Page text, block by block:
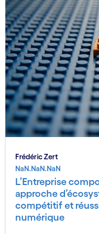
Frédéric Zert
NaN.NaN.NaN
L’Entreprise
approche
compétitif et
numérique